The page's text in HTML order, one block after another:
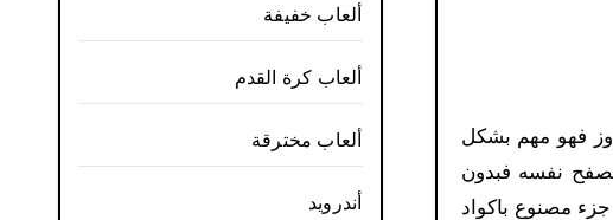
ويندوز فهو مهم بشكل
نفسه فبدون
مصنوع باكواد
ألعاب خفيفة
ألعاب كرة القدم
ألعاب مخترقة
أندرويد